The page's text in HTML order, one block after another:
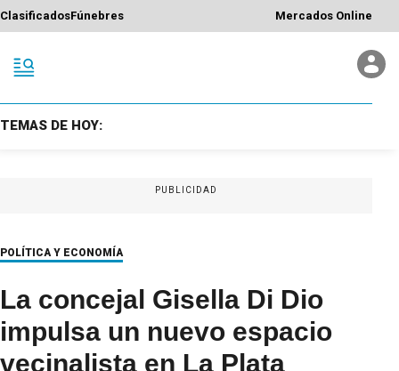
ClasificadosFúnebres Mercados Online
TEMAS DE HOY:
PUBLICIDAD
POLÍTICA Y ECONOMÍA
La concejal Gisella Di Dio
impulsa un nuevo espacio
vecinalista en La Plata